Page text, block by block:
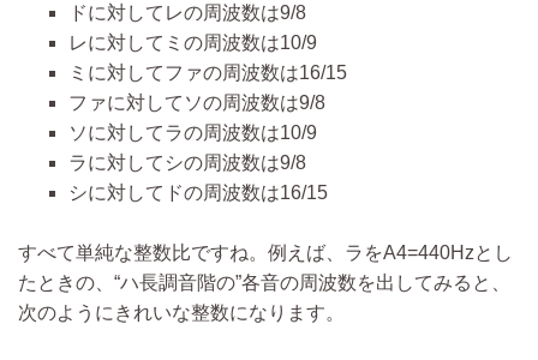
ドに対してレの周波数は9/8
レに対してミの周波数は10/9
ミに対してファの周波数は16/15
ファに対してソの周波数は9/8
ソに対してラの周波数は10/9
ラに対してシの周波数は9/8
シに対してドの周波数は16/15
すべて単純な整数比ですね。例えば、ラをA4=440Hzとし
たときの、“ハ長調音階の”各音の周波数を出してみると、
次のようにきれいな整数になります。